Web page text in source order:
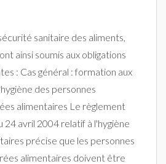
sanitaire des aliments,
ainsi soumis aux obligations
: Cas général : formation aux
des personnes
alimentaires Le règlement
24 avril 2004 relatif à l'hygiène
précise que les personnes
alimentaires doivent être